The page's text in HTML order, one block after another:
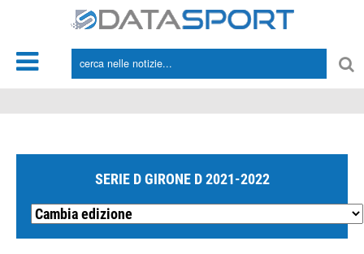
SERIE D GIRONE D 2021-2022